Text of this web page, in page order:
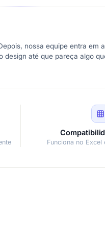
nossa equipe entra em
até que pareça algo
Funciona no Excel